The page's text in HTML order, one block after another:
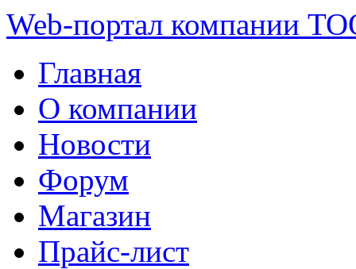
Web-портал компании
Главная
О компании
Новости
Форум
Магазин
Прайс-лист